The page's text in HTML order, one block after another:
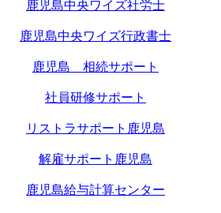
鹿児島中央ワイズ社労士
鹿児島中央ワイズ行政書士
鹿児島 相続サポート
社員研修サポート
リストラサポート鹿児島
解雇サポート鹿児島
鹿児島給与計算センター